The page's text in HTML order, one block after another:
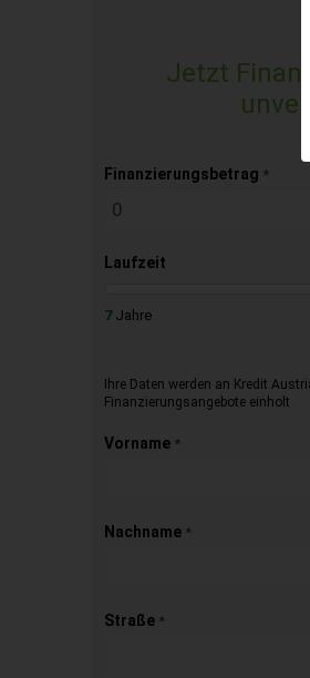
Jetzt
Finanzierungsbetrag *
Laufzeit
7Jahre
Ihre Daten werden an Kredit
Finanzierungsangebote einholt
Vorname *
Nachname *
Straße *